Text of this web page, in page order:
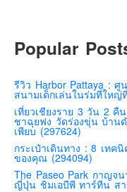
สวิสเซอร์แลนด์
สเปน
โครเอเชีย
สโลเวเนีย
มอนเตรเนโกร
บอสเนียและเฮอร์เซโ
Popular
รีวิว Harbor Pattaya : ศู
สนามเด็กเล่นในร่มที่ใหญ่
เที่ยวเชียงราย 3 วัน 2 คื
ชาฉุยฟง วัดร่องขุ่น บ้าน
เพียบ (297624)
กระเป๋าเดินทาง : 8 เทค
ของคุณ (294094)
The Paseo Park กาญจ
ญี่ปุ่น ชิมเอบีพี ทาร์ทีน สา